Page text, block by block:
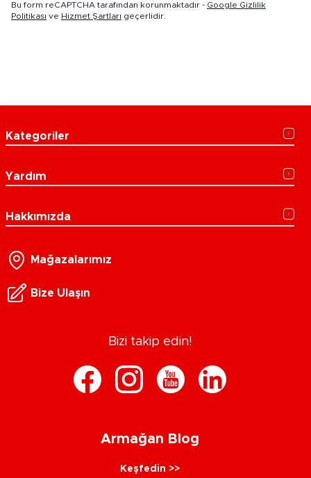
Bu form reCAPTCHA tarafından korunmaktadır - Google Gizlilik
Politikası ve Hizmet Şartları geçerlidir.
Kategoriler
Yardım
Hakkımızda
Mağazalarımız
Bize Ulaşın
Bizi takip edin!
Armağan Blog
Keşfedin >>